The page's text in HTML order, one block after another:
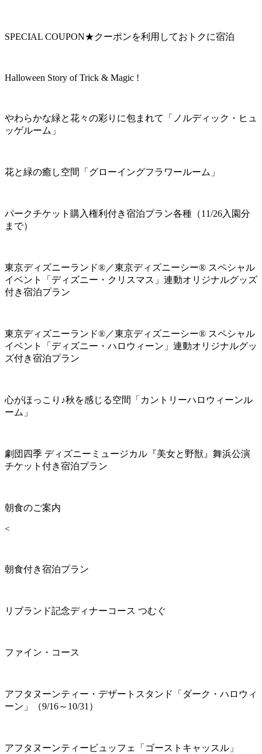
SPECIAL COUPON★クーポンを利用しておトクに宿泊
Halloween Story of Trick & Magic !
やわらかな緑と花々の彩りに包まれて「ノルディック・ヒュ
ッゲルーム」
花と緑の癒し空間「グローイングフラワールーム」
パークチケット購入権利付き宿泊プラン各種（11/26入園分
まで）
東京ディズニーランド®／東京ディズニーシー® スペシャル
イベント「ディズニー・クリスマス」連動オリジナルグッズ
付き宿泊プラン
東京ディズニーランド®／東京ディズニーシー® スペシャル
イベント「ディズニー・ハロウィーン」連動オリジナルグッ
ズ付き宿泊プラン
心がほっこり♪秋を感じる空間「カントリーハロウィーンル
ーム」
劇団四季 ディズニーミュージカル『美女と野獣』舞浜公演
チケット付き宿泊プラン
朝食のご案内
<
朝食付き宿泊プラン
リブランド記念ディナーコース つむぐ
ファイン・コース
アフタヌーンティー・デザートスタンド「ダーク・ハロウィ
ーン」（9/16～10/31）
アフタヌーンティービュッフェ「ゴーストキャッスル」